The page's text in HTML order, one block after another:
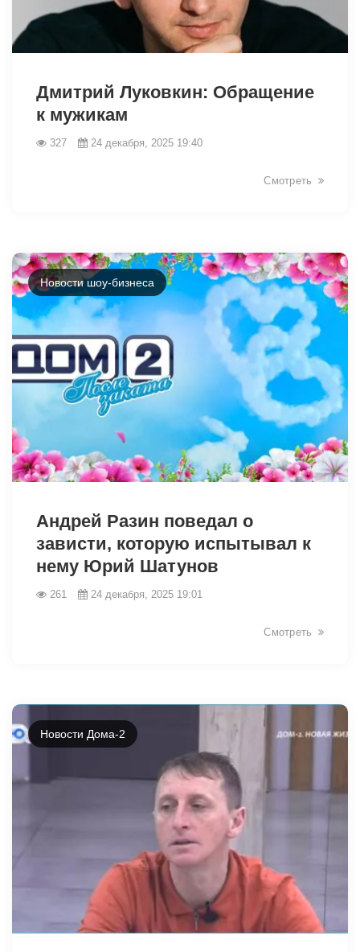
Дмитрий Луковкин: Обращение
к мужикам
327 24 декабря, 2025 19:40
Смотреть
Новости шоу-бизнеса
Андрей Разин поведал о
зависти, которую испытывал к
нему Юрий Шатунов
261 24 декабря, 2025 19:01
Смотреть
Новости Дома-2